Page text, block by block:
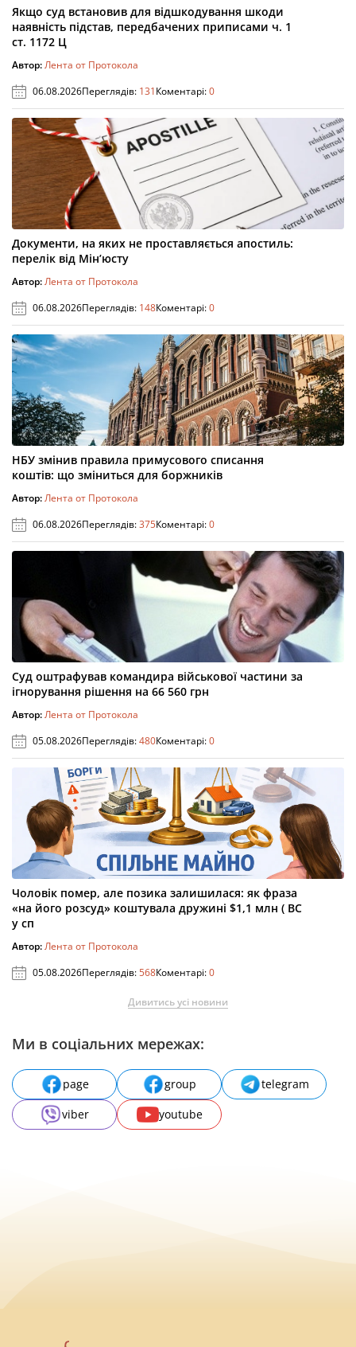
Якщо суд встановив для відшкодування шкоди
наявність підстав, передбачених приписами ч. 1
ст. 1172 Ц
Автор:Лента от Протокола
06.08.2026Переглядів: 131Коментарі:0
Документи, на яких не проставляється апостиль:
перелік від Мін’юсту
Автор:Лента от Протокола
06.08.2026Переглядів: 148Коментарі:0
НБУ змінив правила примусового списання
коштів: що зміниться для боржників
Автор:Лента от Протокола
06.08.2026Переглядів:375Коментарі:0
Суд оштрафував командира військової частини за
ігнорування рішення на 66 560 грн
Автор:Лента от Протокола
05.08.2026Переглядів:480Коментарі:0
Чоловік помер, але позика залишилася: як фраза
«на його розсуд» коштувала дружині $1,1 млн ( ВС
у сп
Автор:Лента от Протокола
05.08.2026Переглядів:568Коментарі:0
Дивитись усі новини
Ми в соціальних мережах:
page group
telegram
viber
youtube